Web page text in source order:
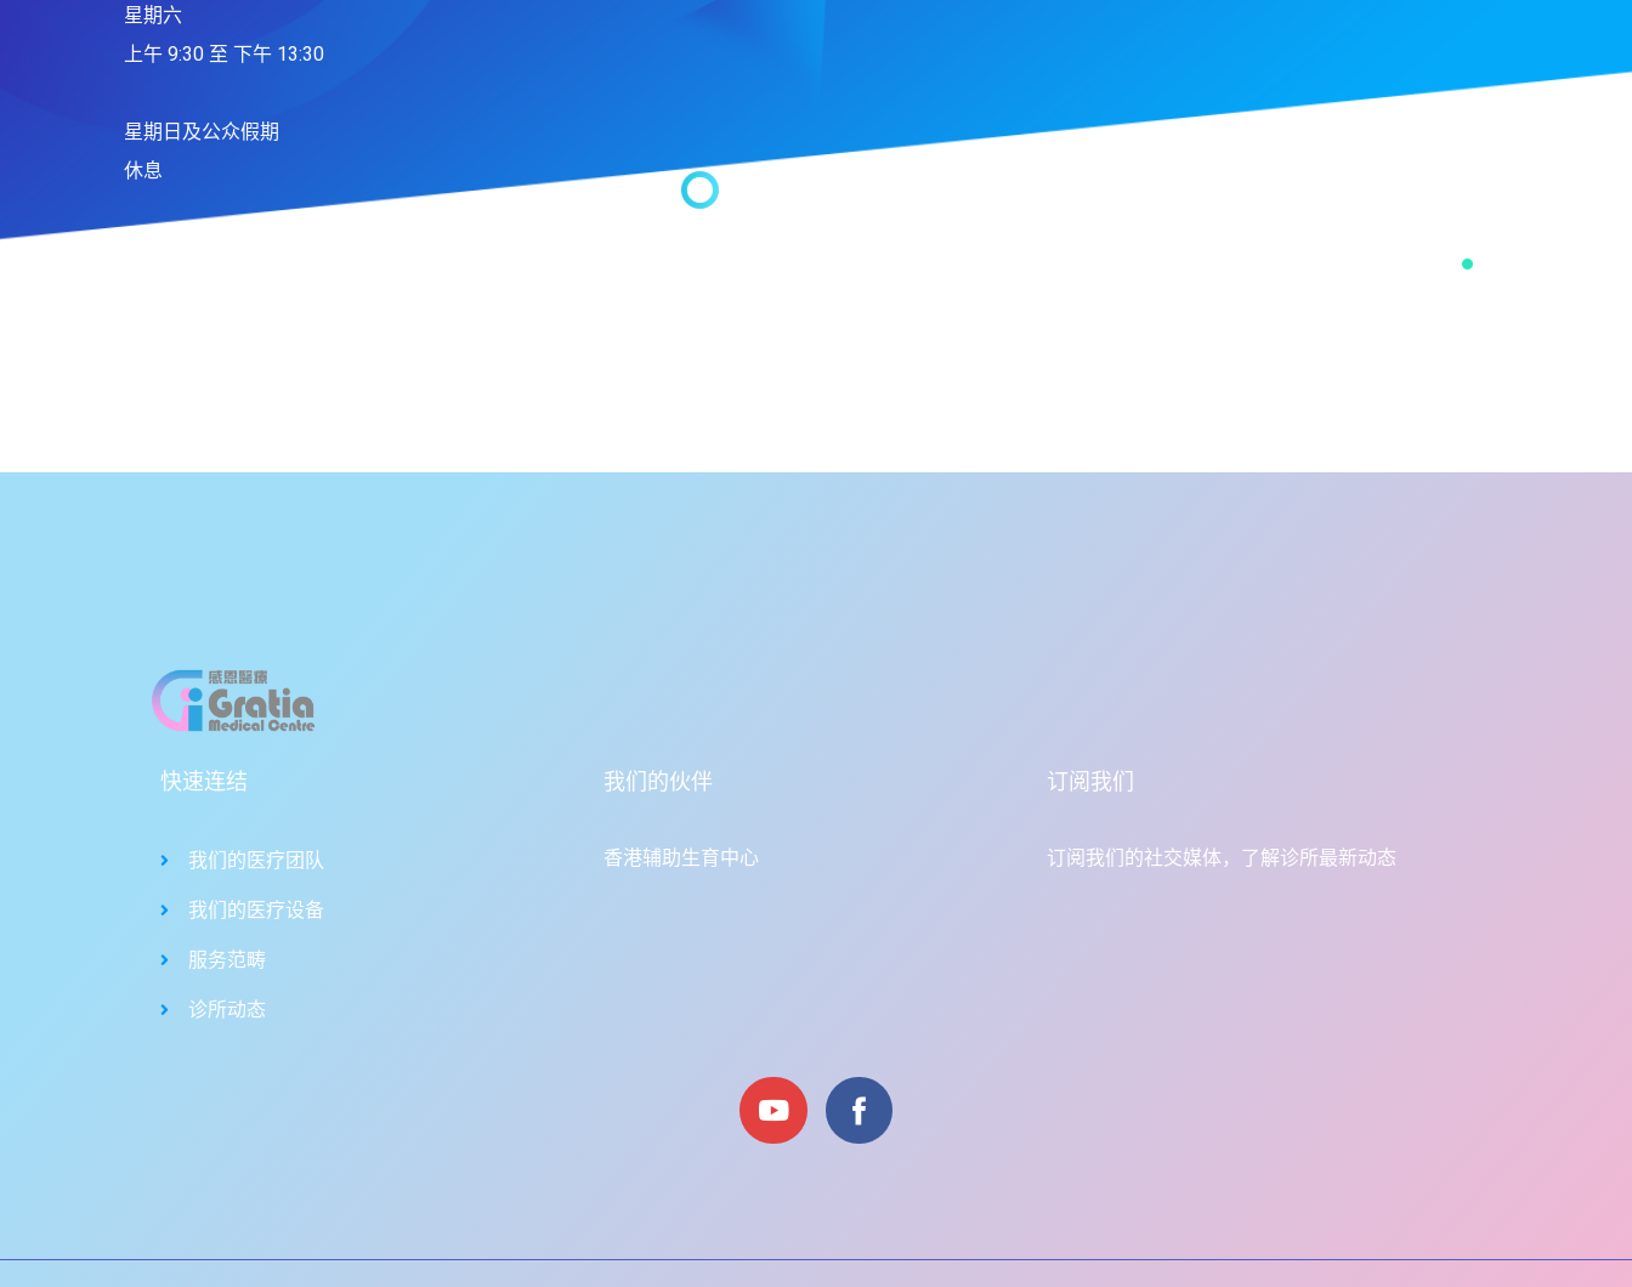
星期六
上午 9:30 至 下午 13:30
星期日及公众假期
休息
快速连结
我们的医疗团队
我们的医疗设备
服务范畴
诊所动态
我们的伙伴
香港辅助生育中心
订阅我们
订阅我们的社交媒体，了解诊所最新动态